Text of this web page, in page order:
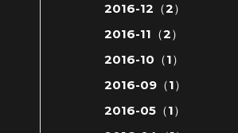
2016-12（2）
2016-11（2）
2016-10（1）
2016-09（1）
2016-05（1）